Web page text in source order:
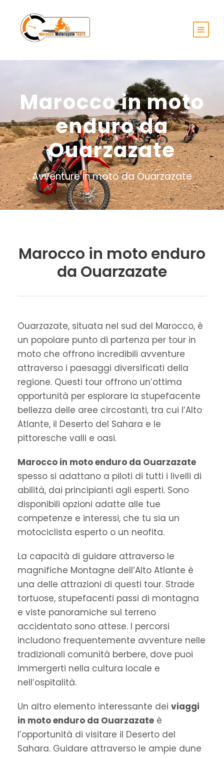
Marocco in moto
enduro da
Ouarzazate
Avventure in moto da Ouarzazate
Marocco in moto enduro
da Ouarzazate
Ouarzazate, situata nel sud del Marocco, è
un popolare punto di partenza per tour in
moto che offrono incredibili avventure
attraverso i paesaggi diversificati della
regione. Questi tour offrono un’ottima
opportunità per esplorare la stupefacente
bellezza delle aree circostanti, tra cui l’Alto
Atlante, il Deserto del Sahara e le
pittoresche valli e oasi.
Marocco in moto enduro da Ouarzazate
spesso si adattano a piloti di tutti i livelli di
abilità, dai principianti agli esperti. Sono
disponibili opzioni adatte alle tue
competenze e interessi, che tu sia un
motociclista esperto o un neofita.
La capacità di guidare attraverso le
magnifiche Montagne dell’Alto Atlante è
una delle attrazioni di questi tour. Strade
tortuose, stupefacenti passi di montagna
e viste panoramiche sul terreno
accidentato sono attese. I percorsi
includono frequentemente avventure nelle
tradizionali comunità berbere, dove puoi
immergerti nella cultura locale e
nell’ospitalità.
Un altro elemento interessante dei viaggi
in moto enduro da Ouarzazate è
l’opportunità di visitare il Deserto del
Sahara. Guidare attraverso le ampie dune